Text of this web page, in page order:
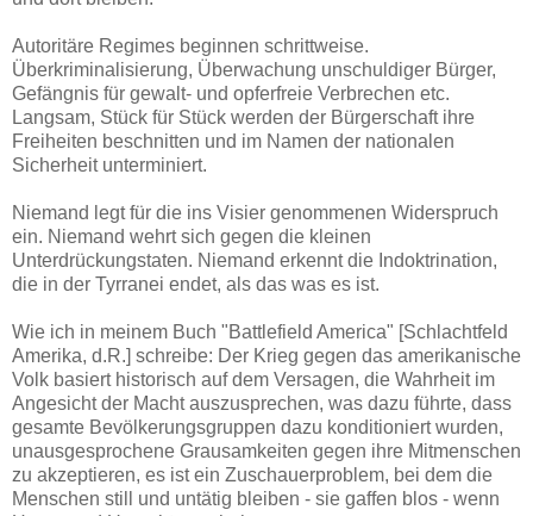
Autoritäre Regimes beginnen schrittweise.
Überkriminalisierung, Überwachung unschuldiger Bürger,
Gefängnis für gewalt- und opferfreie Verbrechen etc.
Langsam, Stück für Stück werden der Bürgerschaft ihre
Freiheiten beschnitten und im Namen der nationalen
Sicherheit unterminiert.
Niemand legt für die ins Visier genommenen Widerspruch
ein. Niemand wehrt sich gegen die kleinen
Unterdrückungstaten. Niemand erkennt die Indoktrination,
die in der Tyrranei endet, als das was es ist.
Wie ich in meinem Buch "Battlefield America" [Schlachtfeld
Amerika, d.R.] schreibe: Der Krieg gegen das amerikanische
Volk basiert historisch auf dem Versagen, die Wahrheit im
Angesicht der Macht auszusprechen, was dazu führte, dass
gesamte Bevölkerungsgruppen dazu konditioniert wurden,
unausgesprochene Grausamkeiten gegen ihre Mitmenschen
zu akzeptieren, es ist ein Zuschauerproblem, bei dem die
Menschen still und untätig bleiben - sie gaffen blos - wenn